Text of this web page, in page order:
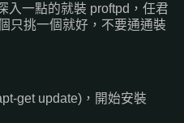
入一點的就裝 proftpd，任君
只挑一個就好，不要通通裝
get update)，開始安裝